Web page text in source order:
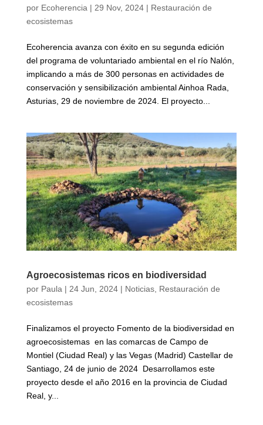
por Ecoherencia | 29 Nov, 2024| Restauración de
ecosistemas
Ecoherencia avanza con éxito en su segunda edición
del programa de voluntariado ambiental en el río Nalón,
implicando a más de 300 personas en actividades de
conservación y sensibilización ambiental Ainhoa Rada,
Asturias, 29 de noviembre de 2024. El proyecto...
Agroecosistemas ricos en biodiversidad
por Paula| 24 Jun, 2024| Noticias, Restauración de
ecosistemas
Finalizamos el proyecto Fomento de la biodiversidad en
agroecosistemas en las comarcas de Campo de
Montiel (Ciudad Real) y las Vegas (Madrid) Castellar de
Santiago, 24 de junio de 2024 Desarrollamos este
proyecto desde el año 2016 en la provincia de Ciudad
Real, y...